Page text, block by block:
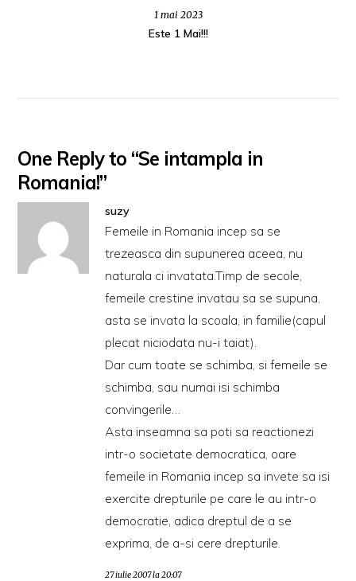
1 mai 2023
Este 1 Mai!!!
One Reply to “Se intampla in
Romania!”
suzy
Femeile in Romania incep sa se
trezeasca din supunerea aceea, nu
naturala ci invatata.Timp de secole,
femeile crestine invatau sa se supuna,
asta se invata la scoala, in familie(capul
plecat niciodata nu-i taiat).
Dar cum toate se schimba, si femeile se
schimba, sau numai isi schimba
convingerile…
Asta inseamna sa poti sa reactionezi
intr-o societate democratica, oare
femeile in Romania incep sa invete sa isi
exercite drepturile pe care le au intr-o
democratie, adica dreptul de a se
exprima, de a-si cere drepturile.
27 iulie 2007 la 20:07